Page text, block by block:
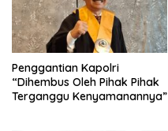
Penggantian Kapolri
“Dihembus Oleh Pihak Pihak
Terganggu Kenyamanannya”